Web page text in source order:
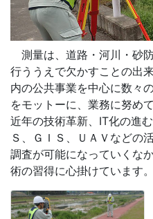
測量は、道路・河川・砂
行ううえで欠かすことの出
内の公共事業を中心に数々
をモットーに、業務に努め
近年の技術革新、IT化の進
Ｓ、ＧＩＳ、ＵＡＶなどの
調査が可能になっていくな
術の習得に心掛けています。